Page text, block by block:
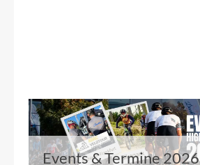
Events & Termine 2026